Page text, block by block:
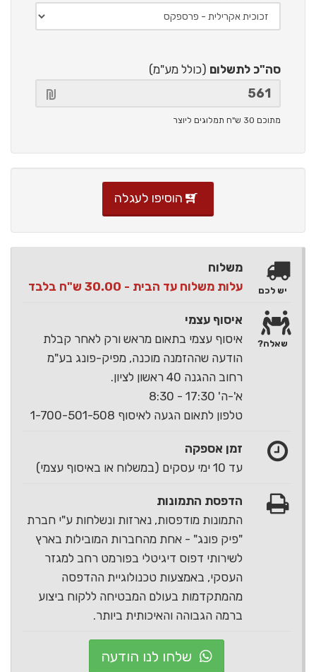
סה"כ לתשלום (כולל מע"מ)
מתוכם 30 ש"ח תמלוגים ליוצר
הוסיפו לעגלה
משלוח
עלות משלוח עד הבית - 30.00 ש"ח בלבד
איסוף עצמי
איסוף עצמי בתאום מראש ורק לאחר קבלת
הודעה שההזמנה מוכנה, מפיק-פונג בע"מ
רחוב ההגנה 40 ראשון לציון.
א'-ה' 17:30 - 8:30
טלפון לתאום הגעה לאיסוף 1-700-501-508
זמן אספקה
עד 10 ימי עסקים (במשלוח או באיסוף עצמי)
הדפסת התמונות
התמונות מודפסות, נארזות ונשלחות ע"י חברת
"פיק פונג" - אחת מהחברות המובילות בארץ
לשירותי דפוס דיגיטלי בפורמט רחב למגזר
העסקי, באמצעות טכנולוגיית ההדפסה
מהמתקדמות בעולם המבטיחה ללקוח ביצוע
ברמה הגבוהה והאיכותית ביותר.
יש לכם
שאלה?
שלחו לנו הודעה